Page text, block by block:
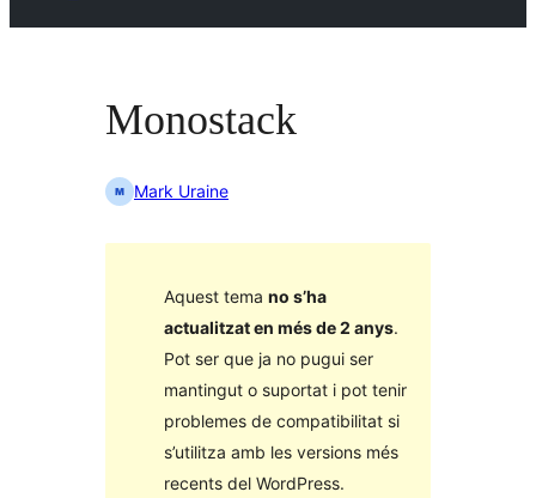
Monostack
Mark Uraine
Aquest tema no s’ha
actualitzat en més de 2 anys.
Pot ser que ja no pugui ser
mantingut o suportat i pot tenir
problemes de compatibilitat si
s’utilitza amb les versions més
recents del WordPress.